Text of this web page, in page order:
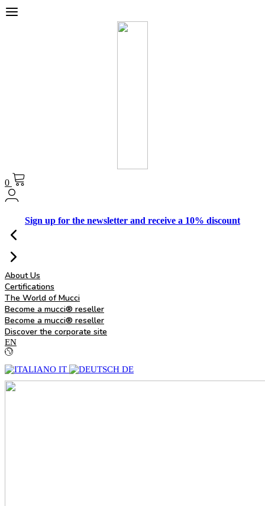
0
Sign up for the newsletter and receive a 10% discount
About Us
Certifications
The World of Mucci
Become a mucci® reseller
Become a mucci® reseller
Discover the corporate site
EN
IT DE